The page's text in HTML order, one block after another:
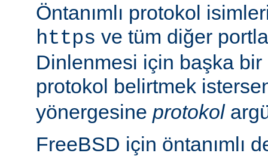
Öntanımlı protokol
https ve tüm diğer
Dinlenmesi için başka
protokol belirtmek
yönergesine protokol
FreeBSD için öntanımlı